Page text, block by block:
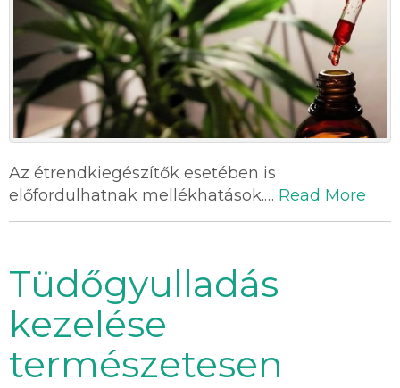
Az étrendkiegészítők esetében is
előfordulhatnak mellékhatások.… Read More
Tüdőgyulladás
kezelése
természetesen